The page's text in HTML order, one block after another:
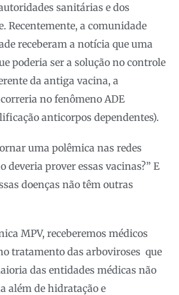
sanitárias e dos
Recentemente, a comunidade
receberam a notícia que uma
poderia ser a solução no controle
da antiga vacina, a
no fenômeno ADE
anticorpos dependentes).
uma polêmica nas redes
deveria prover essas vacinas?” E
doenças não têm outras
MPV, receberemos médicos
tratamento das arboviroses que
das entidades médicas não
além de hidratação e